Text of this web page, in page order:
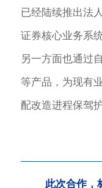
已经陆续推出法
证券核心业务系
另一方面也通过
等产品，为现有
配改造进程保驾护
此次合作，标